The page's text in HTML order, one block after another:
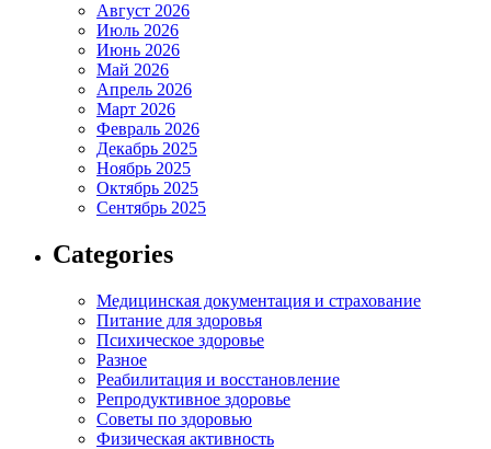
Август 2026
Июль 2026
Июнь 2026
Май 2026
Апрель 2026
Март 2026
Февраль 2026
Декабрь 2025
Ноябрь 2025
Октябрь 2025
Сентябрь 2025
Categories
Медицинская документация и страхование
Питание для здоровья
Психическое здоровье
Разное
Реабилитация и восстановление
Репродуктивное здоровье
Советы по здоровью
Физическая активность